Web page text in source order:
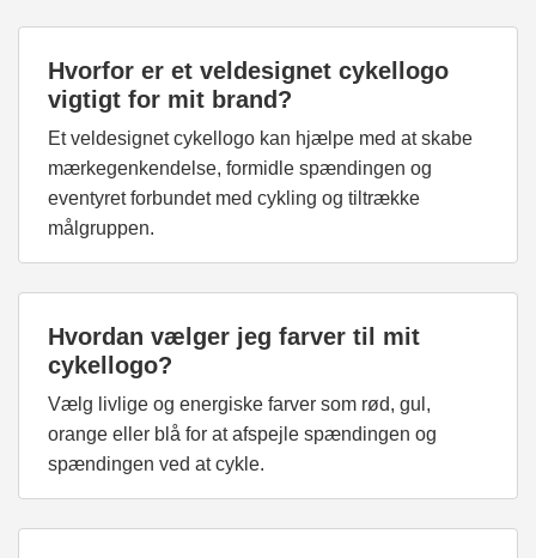
Hvorfor er et veldesignet cykellogo
vigtigt for mit brand?
Et veldesignet cykellogo kan hjælpe med at skabe
mærkegenkendelse, formidle spændingen og
eventyret forbundet med cykling og tiltrække
målgruppen.
Hvordan vælger jeg farver til mit
cykellogo?
Vælg livlige og energiske farver som rød, gul,
orange eller blå for at afspejle spændingen og
spændingen ved at cykle.